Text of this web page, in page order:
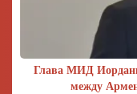
Глава МИД
между